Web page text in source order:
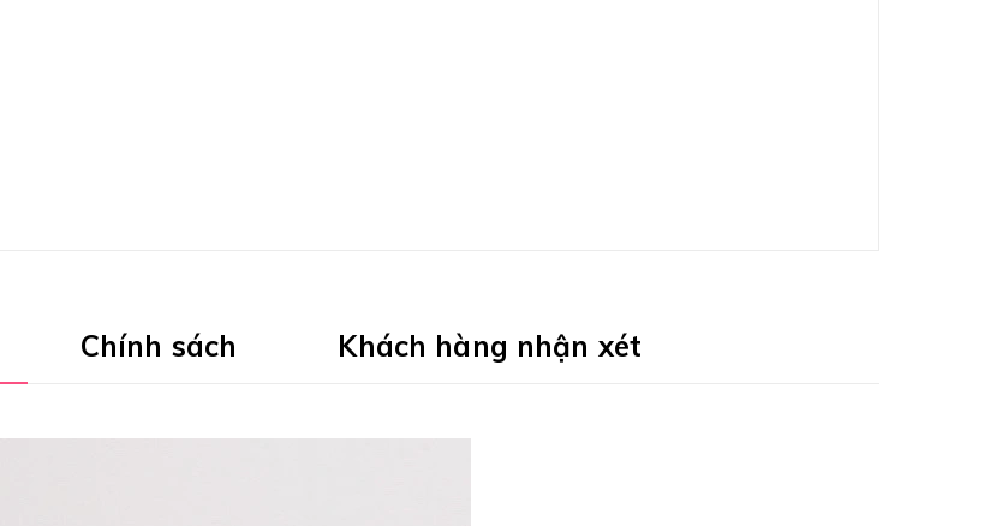
Chính sách Khách hàng nhận xét